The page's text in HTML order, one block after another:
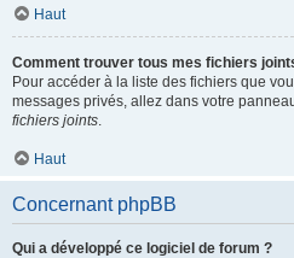
Haut
Comment trouver tous mes fichiers
Pour accéder à la liste des fichiers que
messages privés, allez dans votre
fichiers joints.
Haut
Concernant phpBB
Qui a développé ce logiciel de forum ?